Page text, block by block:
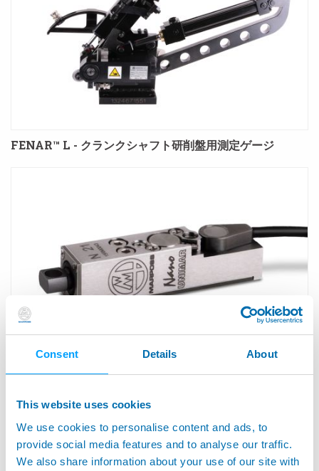
Consent Details About
This website uses cookies
We use cookies to personalise content and ads, to
provide social media features and to analyse our traffic.
We also share information about your use of our site with
FENAR™ L - クランクシャフト研削盤用測定ゲージ